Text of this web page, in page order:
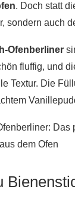
. Doch statt
sondern auch
Ofenberliner
fluffig, und
Textur. Die